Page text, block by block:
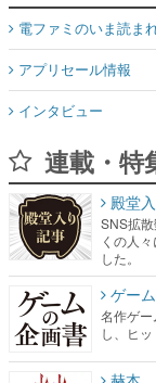
インタビュー
連載・特
くの人
した。
ゲー
名作ゲ
し、ヒ
赫本
この物
をした短